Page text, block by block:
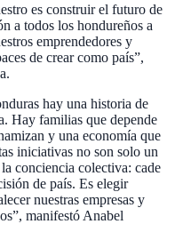
es construir el futuro de
a todos los hondureños a
emprendedores y
de crear como país”,
hay una historia de
Hay familias que depende
y una economía que
iniciativas no son solo un
conciencia colectiva: cade
de país. Es elegir
nuestras empresas y
manifestó Anabel